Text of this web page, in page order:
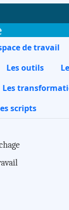
de travail
Les outils
Les
scripts